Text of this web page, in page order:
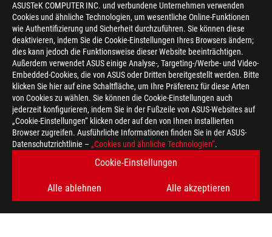
ASUSTeK COMPUTER INC. und verbundene Unternehmen verwenden
Cookies und ähnliche Technologien, um wesentliche Online-Funktionen
wie Authentifizierung und Sicherheit durchzuführen. Sie können diese
deaktivieren, indem Sie die Cookie-Einstellungen Ihres Browsers ändern;
dies kann jedoch die Funktionsweise dieser Website beeinträchtigen.
Außerdem verwendet ASUS einige Analyse-, Targeting-/Werbe- und Video-
Embedded-Cookies, die von ASUS oder Dritten bereitgestellt werden. Bitte
klicken Sie hier auf eine Schaltfläche, um Ihre Präferenz für diese Arten
von Cookies zu wählen. Sie können die Cookie-Einstellungen auch
jederzeit konfigurieren, indem Sie in der Fußzeile von ASUS-Websites auf
„Cookie-Einstellungen“ klicken oder auf den von Ihnen installierten
Browser zugreifen. Ausführliche Informationen finden Sie in der ASUS-
Datenschutzrichtlinie – „Cookies und ähnliche Technologien“.
Cookie-Einstellungen
Alle ablehnen Alle akzeptieren
> GAMING 20 JAHRE ROG JUBILÄUM
ERHALTEN SIE DIE NEUESTEN ANGEBOTE UND MEHR